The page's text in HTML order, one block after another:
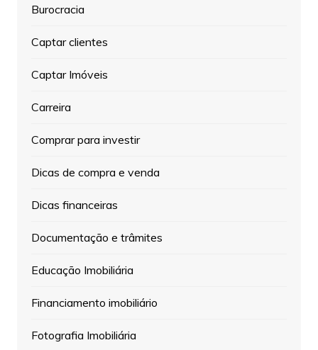
Burocracia
Captar clientes
Captar Imóveis
Carreira
Comprar para investir
Dicas de compra e venda
Dicas financeiras
Documentação e trâmites
Educação Imobiliária
Financiamento imobiliário
Fotografia Imobiliária